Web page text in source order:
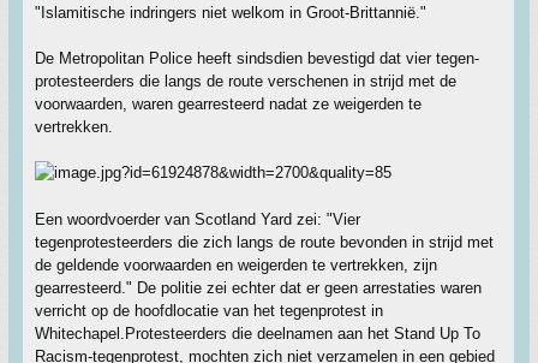
"Islamitische indringers niet welkom in Groot-Brittannië."
De Metropolitan Police heeft sindsdien bevestigd dat vier tegen-
protesteerders die langs de route verschenen in strijd met de
voorwaarden, waren gearresteerd nadat ze weigerden te
vertrekken.
Een woordvoerder van Scotland Yard zei: "Vier
tegenprotesteerders die zich langs de route bevonden in strijd met
de geldende voorwaarden en weigerden te vertrekken, zijn
gearresteerd." De politie zei echter dat er geen arrestaties waren
verricht op de hoofdlocatie van het tegenprotest in
Whitechapel.Protesteerders die deelnamen aan het Stand Up To
Racism-tegenprotest, mochten zich niet verzamelen in een gebied